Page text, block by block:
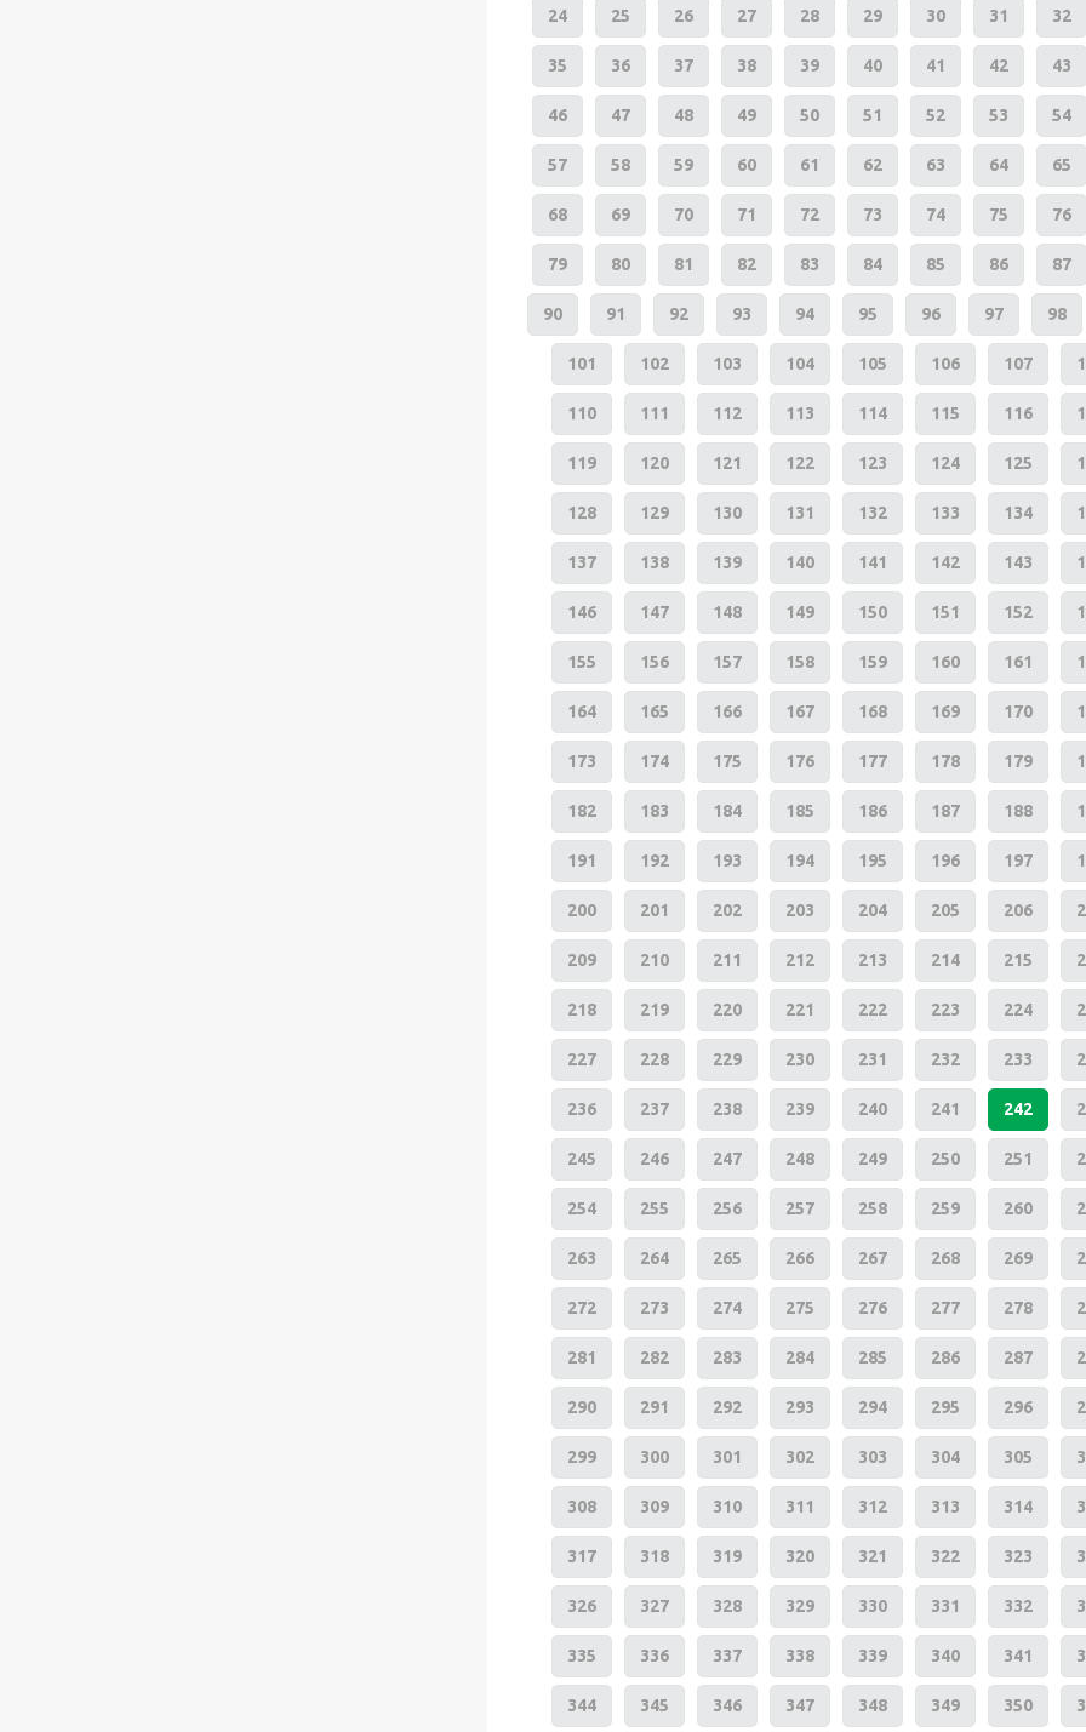
24 25 26 27 28 29 30 31 32
35 36 37 38 39 40 41 42 43
46 47 48 49 50 51 52 53 54
57 58 59 60 61 62 63 64 65
68 69 70 71 72 73 74 75 76
79 80 81 82 83 84 85 86 87
90 91 92 93 94 95 96 97 98
101 102 103 104 105 106 107
110 111 112 113 114 115 116
119 120 121 122 123 124 125
128 129 130 131 132 133 134
137 138 139 140 141 142 143
146 147 148 149 150 151 152
155 156 157 158 159 160 161
164 165 166 167 168 169 170
173 174 175 176 177 178 179
182 183 184 185 186 187 188
191 192 193 194 195 196 197
200 201 202 203 204 205 206
209 210 211 212 213 214 215
218 219 220 221 222 223 224
227 228 229 230 231 232 233
236 237 238 239 240 241 242
245 246 247 248 249 250 251
254 255 256 257 258 259 260
263 264 265 266 267 268 269
272 273 274 275 276 277 278
281 282 283 284 285 286 287
290 291 292 293 294 295 296
299 300 301 302 303 304 305
308 309 310 311 312 313 314
317 318 319 320 321 322 323
326 327 328 329 330 331 332
335 336 337 338 339 340 341
344 345 346 347 348 349 350